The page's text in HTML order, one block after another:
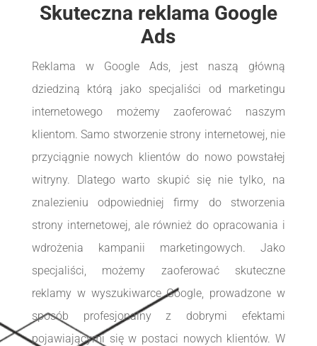
Skuteczna reklama Google
Ads
Reklama w Google Ads, jest naszą główną
dziedziną którą jako specjaliści od marketingu
internetowego możemy zaoferować naszym
klientom. Samo stworzenie strony internetowej, nie
przyciągnie nowych klientów do nowo powstałej
witryny. Dlatego warto skupić się nie tylko, na
znalezieniu odpowiedniej firmy do stworzenia
strony internetowej, ale również do opracowania i
wdrożenia kampanii marketingowych. Jako
specjaliści, możemy zaoferować skuteczne
reklamy w wyszukiwarce Google, prowadzone w
sposób profesjonalny z dobrymi efektami
pojawiającymi się w postaci nowych klientów. W